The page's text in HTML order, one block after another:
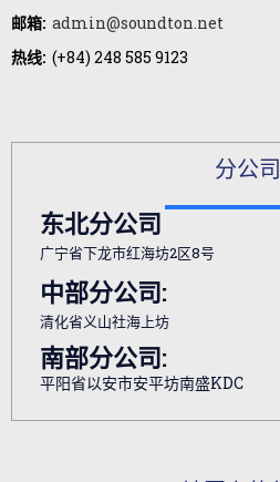
邮箱: admin@soundton.net
热线: (+84) 248 585 9123
分公司
东北分公司
广宁省下龙市红海坊2区8号
中部分公司:
清化省义山社海上坊
南部分公司:
平阳省以安市安平坊南盛KDC